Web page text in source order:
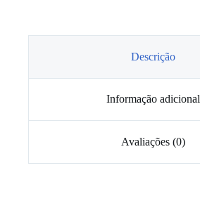
Descrição
Informação adicional
Avaliações (0)